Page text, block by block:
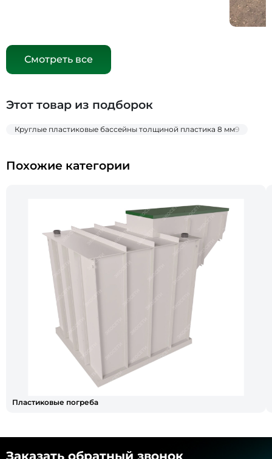
Смотреть все
Этот товар из подборок
Круглые пластиковые бассейны толщиной пластика 8 мм9
Похожие категории
Пластиковые погреба
Заказать обратный звонок